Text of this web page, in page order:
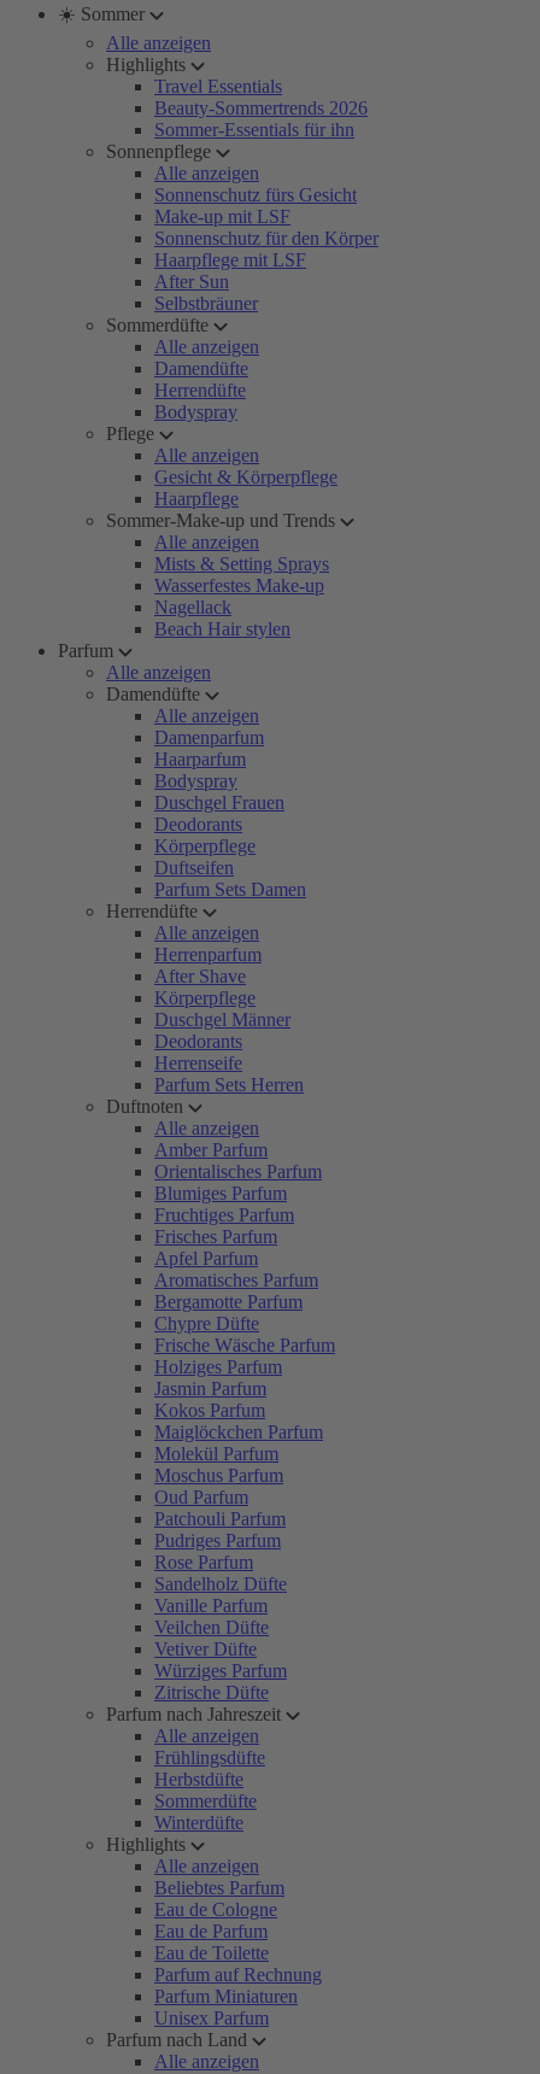
☀️ Sommer
Alle anzeigen
Highlights
Travel Essentials
Beauty-Sommertrends 2026
Sommer-Essentials für ihn
Sonnenpflege
Alle anzeigen
Sonnenschutz fürs Gesicht
Make-up mit LSF
Sonnenschutz für den Körper
Haarpflege mit LSF
After Sun
Selbstbräuner
Sommerdüfte
Alle anzeigen
Damendüfte
Herrendüfte
Bodyspray
Pflege
Alle anzeigen
Gesicht & Körperpflege
Haarpflege
Sommer-Make-up und Trends
Alle anzeigen
Mists & Setting Sprays
Wasserfestes Make-up
Nagellack
Beach Hair stylen
Parfum
Alle anzeigen
Damendüfte
Alle anzeigen
Damenparfum
Haarparfum
Bodyspray
Duschgel Frauen
Deodorants
Körperpflege
Duftseifen
Parfum Sets Damen
Herrendüfte
Alle anzeigen
Herrenparfum
After Shave
Körperpflege
Duschgel Männer
Deodorants
Herrenseife
Parfum Sets Herren
Duftnoten
Alle anzeigen
Amber Parfum
Orientalisches Parfum
Blumiges Parfum
Fruchtiges Parfum
Frisches Parfum
Apfel Parfum
Aromatisches Parfum
Bergamotte Parfum
Chypre Düfte
Frische Wäsche Parfum
Holziges Parfum
Jasmin Parfum
Kokos Parfum
Maiglöckchen Parfum
Molekül Parfum
Moschus Parfum
Oud Parfum
Patchouli Parfum
Pudriges Parfum
Rose Parfum
Sandelholz Düfte
Vanille Parfum
Veilchen Düfte
Vetiver Düfte
Würziges Parfum
Zitrische Düfte
Parfum nach Jahreszeit
Alle anzeigen
Frühlingsdüfte
Herbstdüfte
Sommerdüfte
Winterdüfte
Highlights
Alle anzeigen
Beliebtes Parfum
Eau de Cologne
Eau de Parfum
Eau de Toilette
Parfum auf Rechnung
Parfum Miniaturen
Unisex Parfum
Parfum nach Land
Alle anzeigen